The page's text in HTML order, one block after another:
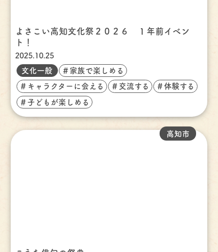
よさこい高知文化祭２０２６ １年前イベン
ト！
2025.10.25
文化一般 ＃家族で楽しめる
＃キャラクターに会える ＃交流する ＃体験する
＃子どもが楽しめる
高知市